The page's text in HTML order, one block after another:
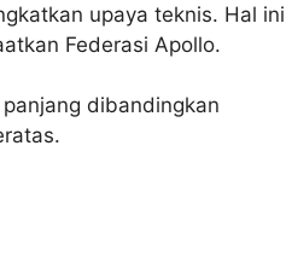
upaya teknis. Hal ini
Federasi Apollo.
dibandingkan